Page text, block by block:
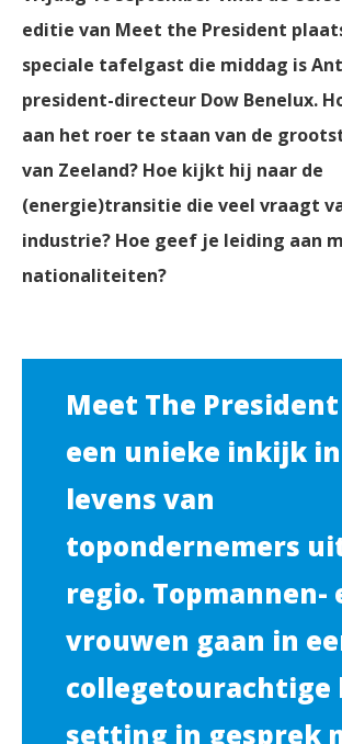
editie van Meet the President
speciale tafelgast die middag is
president-directeur Dow Benelux.
aan het roer te staan van de
van Zeeland? Hoe kijkt hij naar de
(energie)transitie die veel vraagt
industrie? Hoe geef je leiding aan
nationaliteiten?
Meet The
een unieke inkijk
levens van
topondernemers
regio. Topmannen-
vrouwen gaan in
collegetourachtige
setting in gesprek